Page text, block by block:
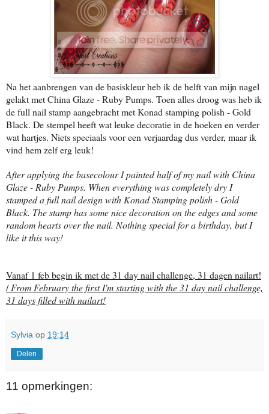
Na het aanbrengen van de basiskleur heb ik de helft van mijn nagel
gelakt met China Glaze - Ruby Pumps. Toen alles droog was heb ik
de full nail stamp aangebracht met Konad stamping polish - Gold
Black. De stempel heeft wat leuke decoratie in de hoeken en verder
wat hartjes. Niets speciaals voor een verjaardag dus verder, maar ik
vind hem zelf erg leuk!
After applying the basecolour I painted half of my nail with China
Glaze - Ruby Pumps. When everything was completely dry I
stamped a full nail design with Konad Stamping polish - Gold
Black. The stamp has some nice decoration on the edges and some
random hearts over the nail. Nothing special for a birthday, but I
like it this way!
Vanaf 1 feb begin ik met de 31 day nail challenge, 31 dagen nailart!
/From February the first I'm starting with the 31 day nail challenge,
31 days filled with nailart!
Sylvia op 19:14
Delen
11 opmerkingen: